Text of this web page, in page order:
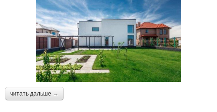
читать дальше →